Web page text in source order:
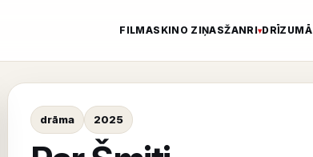
FILMAS KINO ZIŅASŽANRI DRĪZUMĀ
drāma 2025